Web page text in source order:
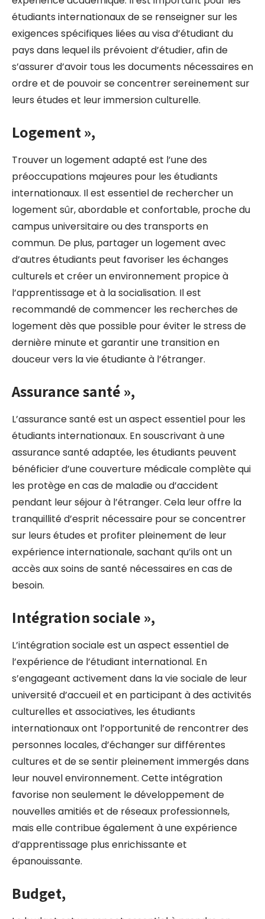
étudiants internationaux de se renseigner sur les
exigences spécifiques liées au visa d’étudiant du
pays dans lequel ils prévoient d’étudier, afin de
s’assurer d’avoir tous les documents nécessaires en
ordre et de pouvoir se concentrer sereinement sur
leurs études et leur immersion culturelle.
Logement »,
Trouver un logement adapté est l’une des
préoccupations majeures pour les étudiants
internationaux. Il est essentiel de rechercher un
logement sûr, abordable et confortable, proche du
campus universitaire ou des transports en
commun. De plus, partager un logement avec
d’autres étudiants peut favoriser les échanges
culturels et créer un environnement propice à
l’apprentissage et à la socialisation. Il est
recommandé de commencer les recherches de
logement dès que possible pour éviter le stress de
dernière minute et garantir une transition en
douceur vers la vie étudiante à l’étranger.
Assurance santé »,
L’assurance santé est un aspect essentiel pour les
étudiants internationaux. En souscrivant à une
assurance santé adaptée, les étudiants peuvent
bénéficier d’une couverture médicale complète qui
les protège en cas de maladie ou d’accident
pendant leur séjour à l’étranger. Cela leur offre la
tranquillité d’esprit nécessaire pour se concentrer
sur leurs études et profiter pleinement de leur
expérience internationale, sachant qu’ils ont un
accès aux soins de santé nécessaires en cas de
besoin.
Intégration sociale »,
L’intégration sociale est un aspect essentiel de
l’expérience de l’étudiant international. En
s’engageant activement dans la vie sociale de leur
université d’accueil et en participant à des activités
culturelles et associatives, les étudiants
internationaux ont l’opportunité de rencontrer des
personnes locales, d’échanger sur différentes
cultures et de se sentir pleinement immergés dans
leur nouvel environnement. Cette intégration
favorise non seulement le développement de
nouvelles amitiés et de réseaux professionnels,
mais elle contribue également à une expérience
d’apprentissage plus enrichissante et
épanouissante.
Budget,